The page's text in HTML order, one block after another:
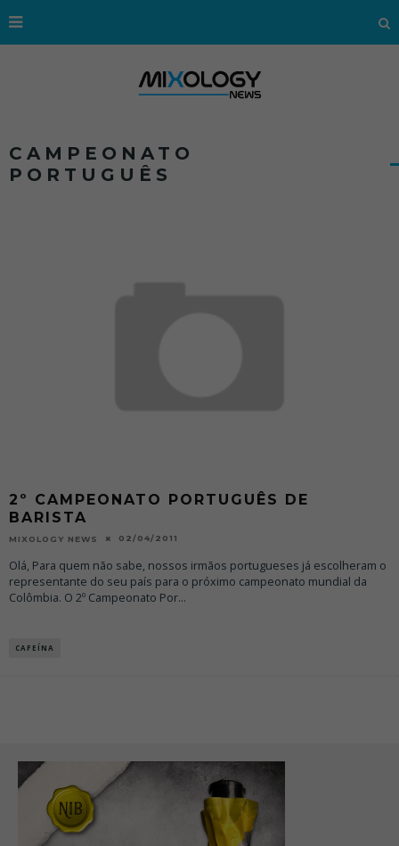
CAMPEONATO
PORTUGUÊS
2º CAMPEONATO PORTUGUÊS DE
BARISTA
MIXOLOGY NEWS 02/04/2011
Olá, Para quem não sabe, nossos irmãos portugueses já escolheram o
representante do seu país para o próximo campeonato mundial da
Colômbia. O 2º Campeonato Por...
CAFEÍNA